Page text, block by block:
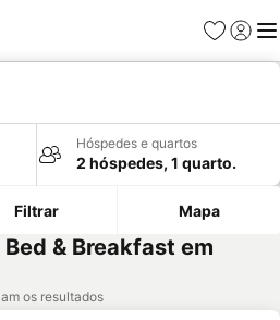
Favoritos
Iniciar
Hóspedes e quartos
2 hóspedes, 1 quarto.
Filtrar Mapa
& Breakfast em
os resultados